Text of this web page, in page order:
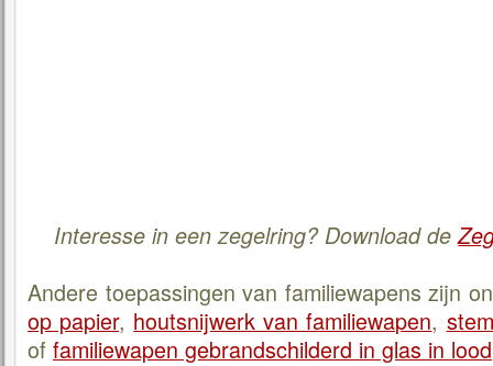
Interesse in een zegelring? Download de
Andere toepassingen van familiewapens zijn
op papier, houtsnijwerk van familiewapen,
of familiewapen gebrandschilderd in glas in lood